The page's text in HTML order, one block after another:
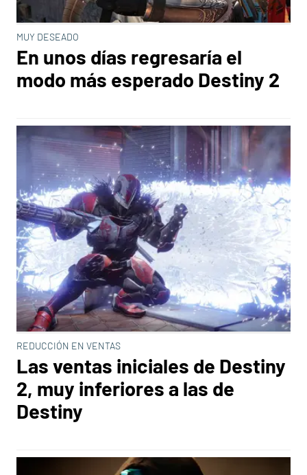
MUY DESEADO
En unos días regresaría el
modo más esperado Destiny 2
REDUCCIÓN EN VENTAS
Las ventas iniciales de Destiny
2, muy inferiores a las de
Destiny